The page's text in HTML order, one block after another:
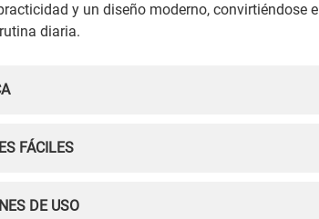
y un diseño moderno, convirtiéndose
diaria.
FÁCILES
DE USO